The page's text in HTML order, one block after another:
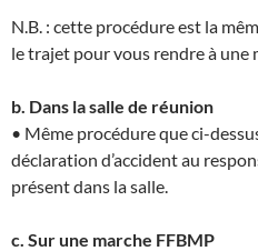
N.B. : cette procédure est la
le trajet pour vous rendre à une
b. Dans la salle de réunion
• Même procédure que ci-
déclaration d’accident au
présent dans la salle.
c. Sur une marche FFBMP